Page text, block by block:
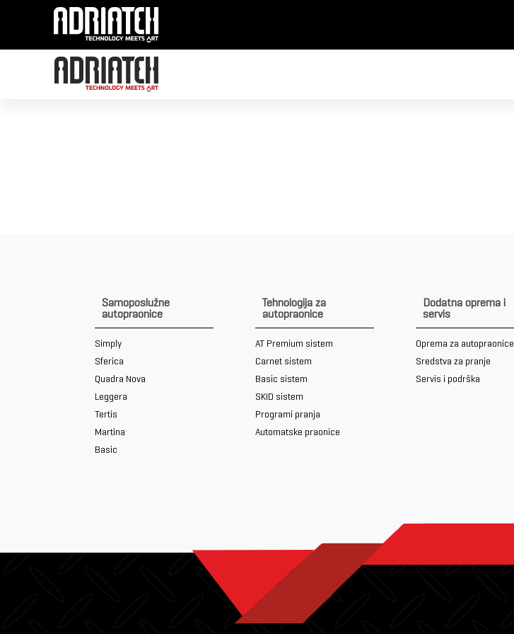
Clean Tec
Samoposlužne
autopraonice
Simply
Sferica
Quadra Nova
Leggera
Tertis
Martina
Basic
Tehnologija za
autopraonice
AT Premium sistem
Carnet sistem
Basic sistem
SKID sistem
Programi pranja
Automatske praonice
Dodatna oprema i
servis
Oprema za autopraonice
Sredstva za pranje
Servis i podrška